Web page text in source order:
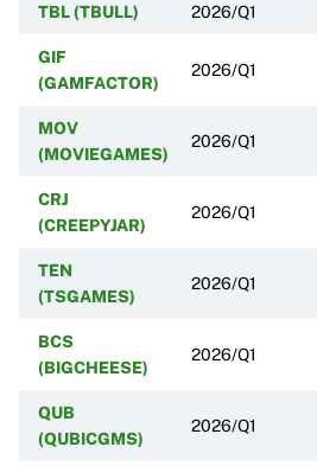
TBL (TBULL) 2026/Q1
GIF
(GAMFACTOR)
2026/Q1
MOV
(MOVIEGAMES)
2026/Q1
CRJ
(CREEPYJAR)
2026/Q1
TEN
(TSGAMES)
2026/Q1
BCS
(BIGCHEESE)
2026/Q1
QUB
(QUBICGMS)
2026/Q1